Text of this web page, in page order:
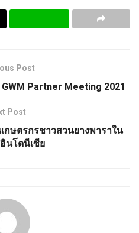
Post
Partner Meeting 2021
Post
ษตรกรชาวสวนยางพาราใน
นโดนีเซีย